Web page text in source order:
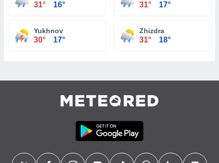
31° 16° 31° 17°
Yukhnov
30° 17°
Zhizdra
31° 18°